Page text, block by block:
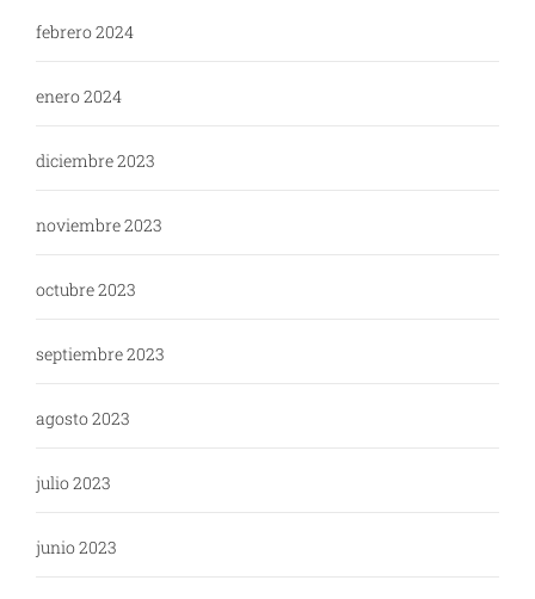
febrero 2024
enero 2024
diciembre 2023
noviembre 2023
octubre 2023
septiembre 2023
agosto 2023
julio 2023
junio 2023